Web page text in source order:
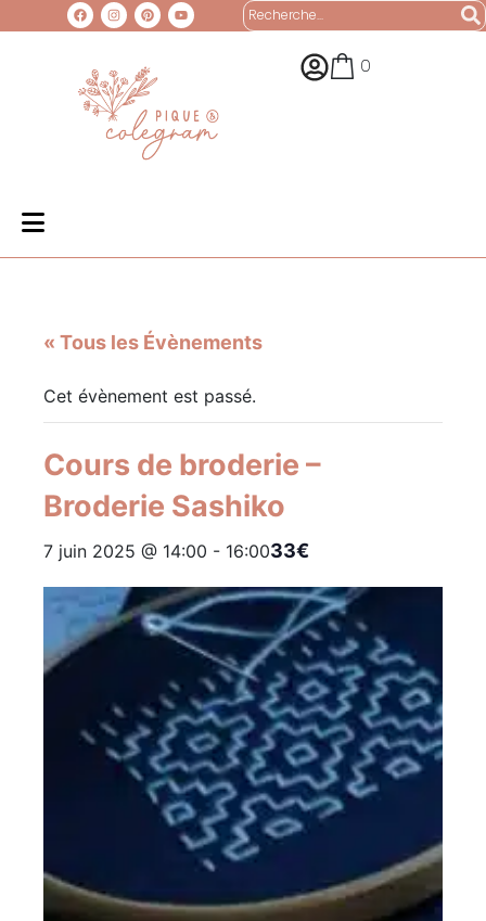
0
« Tous les Évènements
Cet évènement est passé.
Cours de broderie –
Broderie Sashiko
7 juin 2025 @ 14:00 - 16:0033€